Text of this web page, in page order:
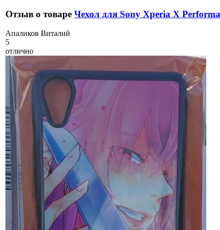
Отзыв о товаре Чехол для Sony Xperia X
Апаликов Виталий
5
отлично